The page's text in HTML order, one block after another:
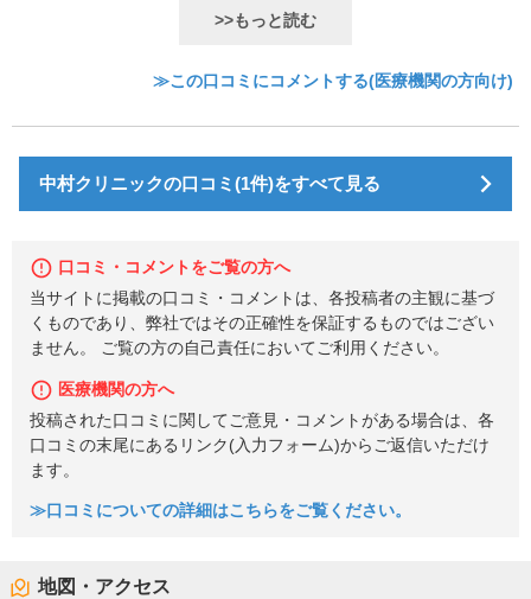
>>もっと読む
≫この口コミにコメントする(医療機関の方向け)
中村クリニックの口コミ(1件)をすべて見る
口コミ・コメントをご覧の方へ
当サイトに掲載の口コミ・コメントは、各投稿者の主観に基づ
くものであり、弊社ではその正確性を保証するものではござい
ません。 ご覧の方の自己責任においてご利用ください。
医療機関の方へ
投稿された口コミに関してご意見・コメントがある場合は、各
口コミの末尾にあるリンク(入力フォーム)からご返信いただけ
ます。
≫口コミについての詳細はこちらをご覧ください。
地図・アクセス